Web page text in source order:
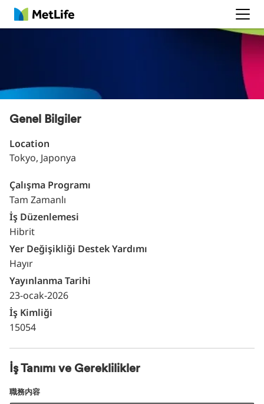
MetLife
Genel Bilgiler
Location
Tokyo, Japonya
Çalışma Programı
Tam Zamanlı
İş Düzenlemesi
Hibrit
Yer Değişikliği Destek Yardımı
Hayır
Yayınlanma Tarihi
23-ocak-2026
İş Kimliği
15054
İş Tanımı ve Gereklilikler
職務内容